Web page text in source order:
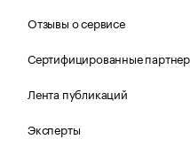
Отзывы о сервисе
Сертифицированные
Лента публикаций
Эксперты